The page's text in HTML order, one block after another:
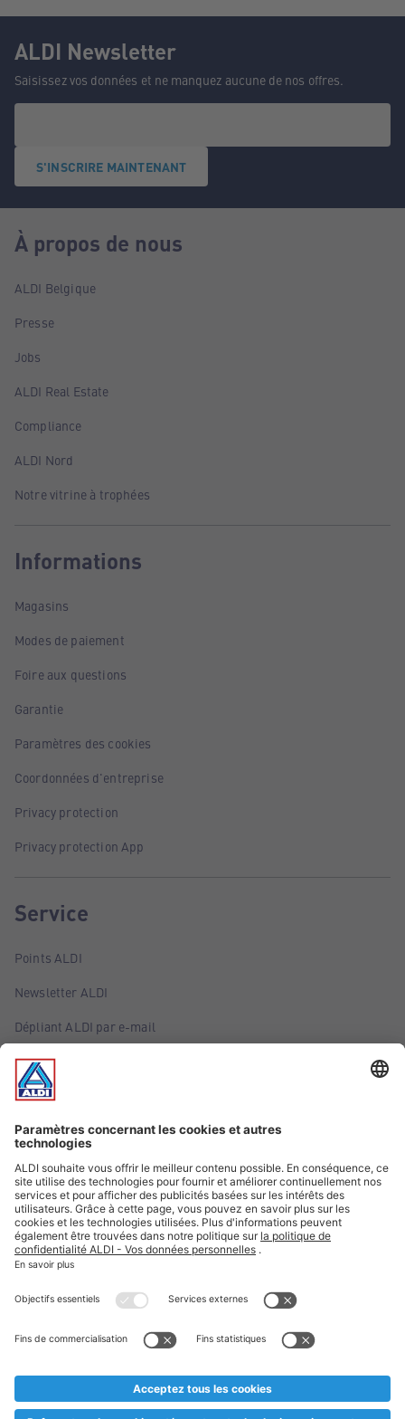
ALDI Newsletter
Saisissez vos données et ne manquez aucune de nos offres.
S'INSCRIRE MAINTENANT
À propos de nous
ALDI Belgique
Presse
Jobs
ALDI Real Estate
Compliance
ALDI Nord
Notre vitrine à trophées
Informations
Magasins
Modes de paiement
Foire aux questions
Garantie
Paramètres des cookies
Coordonnées d'entreprise
Privacy protection
Privacy protection App
Service
Points ALDI
Newsletter ALDI
Dépliant ALDI par e-mail
Offres
Infos essentielles
Suivez ALDI Belgique
Textes marqués d'un astérisque et mentions légales
* Nous vendons ces articles temporairement et jusqu'à
au cas où, malgré le planning bien étudié, nous serions
prématurément en rupture de stock. Prix Recupel et TVA incl.
** Sur ce site, l’utilisation de la forme masculine a été adoptée